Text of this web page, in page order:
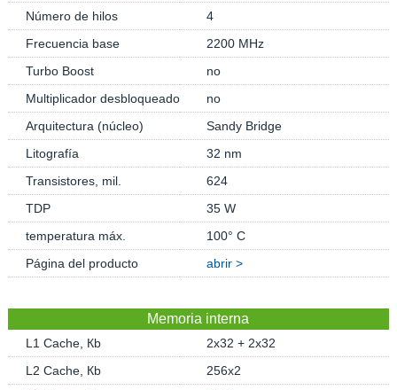
Número de hilos
4
Frecuencia base
2200 MHz
Turbo Boost
no
Multiplicador desbloqueado
no
Arquitectura (núcleo)
Sandy Bridge
Litografía
32 nm
Transistores, mil.
624
TDP
35 W
temperatura máx.
100° C
Página del producto
abrir >
Memoria interna
L1 Cache, Кb
2x32 + 2x32
L2 Cache, Кb
256x2